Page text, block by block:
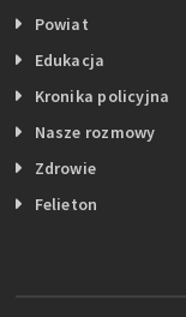
Powiat
Edukacja
Kronika policyjna
Nasze rozmowy
Zdrowie
Felieton